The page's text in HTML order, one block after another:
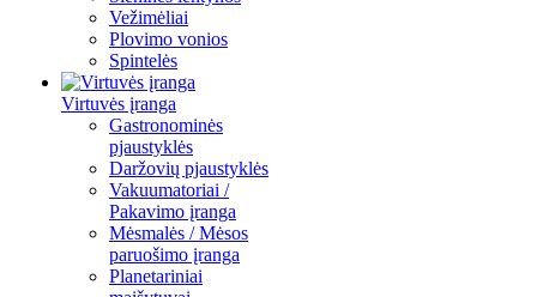
Vežimėliai
Plovimo vonios
Spintelės
Virtuvės įranga
Gastronominės
pjaustyklės
Daržovių pjaustyklės
Vakuumatoriai /
Pakavimo įranga
Mėsmalės / Mėsos
paruošimo įranga
Planetariniai